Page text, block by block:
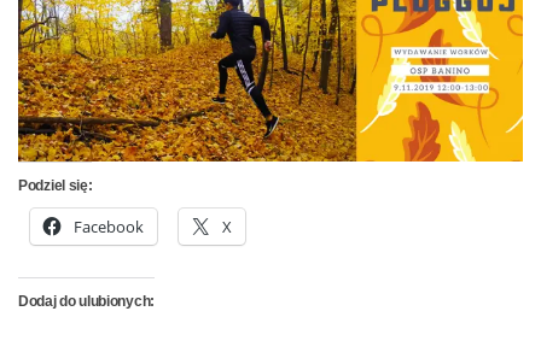
Podziel się:
Facebook X
Dodaj do ulubionych: